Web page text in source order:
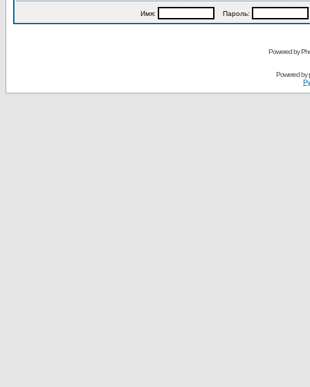
Имя: Пароль:
Powered by
Powered by